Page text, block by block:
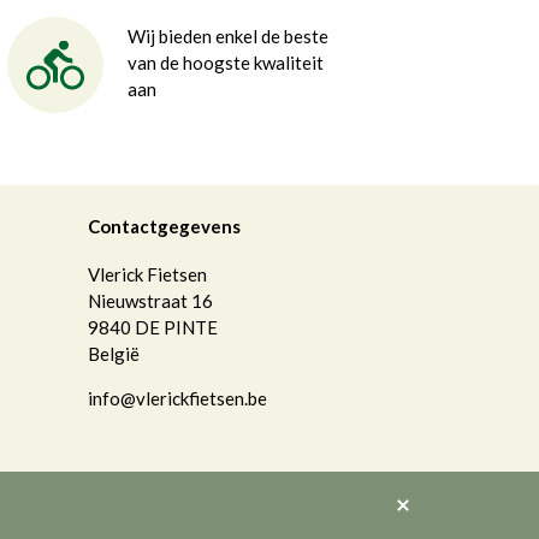
Wij bieden enkel de beste
van de hoogste kwaliteit
aan
Contactgegevens
Vlerick Fietsen
Nieuwstraat 16
9840 DE PINTE
België
info@vlerickfietsen.be